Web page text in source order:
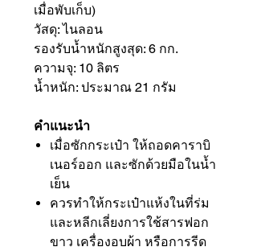
เมื่อพับเก็บ)
วัสดุ: ไนลอน
รองรับน้ำหนักสูงสุด: 6 กก.
ความจุ: 10 ลิตร
น้ำหนัก: ประมาณ 21 กรัม
คำแนะนำ
เมื่อซักกระเป๋า ให้ถอดคาราบิ
เนอร์ออก และซักด้วยมือในน้ำ
เย็น
ควรทำให้กระเป๋าแห้งในที่ร่ม
และหลีกเลี่ยงการใช้สารฟอก
ขาว เครื่องอบผ้า หรือการรีด